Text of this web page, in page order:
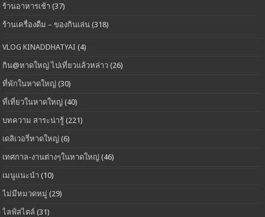
ร้านอาหารเช้า (37)
ร้านเครื่องดืม – ของกินเล่น (318)
VLOG KINADDHATYAI (4)
กิน@หาดใหญ่ ไปเที่ยวแล้วหล่าว (26)
ที่พักในหาดใหญ่ (30)
ที่เที่ยวในหาดใหญ่ (40)
บทความ สาระน่ารู้ (221)
เดลิเวอรี่หาดใหญ่ (6)
เทศกาล-งานต่างๆในหาดใหญ่ (46)
เมนูแนะนำ (10)
ไม่มีหมวดหมู่ (29)
ไลฟ์สไตล์ (31)